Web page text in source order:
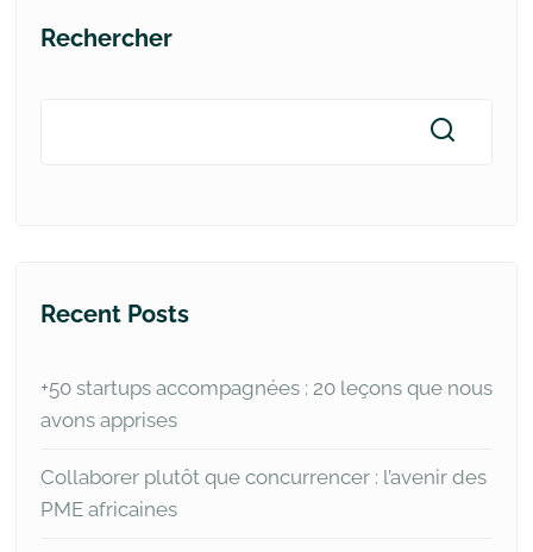
Rechercher
Recent Posts
+50 startups accompagnées : 20 leçons que nous
avons apprises
Collaborer plutôt que concurrencer : l’avenir des
PME africaines